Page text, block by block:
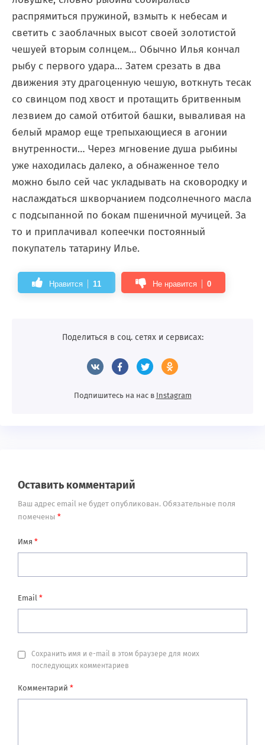
распрямиться пружиной, взмыть к небесам и
светить с заоблачных высот своей золотистой
чешуей вторым солнцем… Обычно Илья кончал
рыбу с первого удара… Затем срезать в два
движения эту драгоценную чешую, воткнуть тесак
со свинцом под хвост и протащить бритвенным
лезвием до самой отбитой башки, вываливая на
белый мрамор еще трепыхающиеся в агонии
внутренности… Через мгновение душа рыбины
уже находилась далеко, а обнаженное тело
можно было сей час укладывать на сковородку и
наслаждаться шкворчанием подсолнечного масла
с подсыпанной по бокам пшеничной мучицей. За
то и приплачивал копеечки постоянный
покупатель татарину Илье.
Нравится 11 Не нравится 0
Поделиться в соц. сетях и сервисах:
Подпишитесь на нас в Instagram
Оставить комментарий
Ваш адрес email не будет опубликован. Обязательные поля
помечены *
Имя *
Email *
Сохранить имя и e-mail в этом браузере для моих
последующих комментариев
Комментарий *